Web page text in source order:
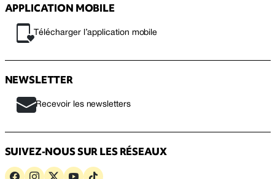
APPLICATION MOBILE
Télécharger l’application mobile
NEWSLETTER
Recevoir les newsletters
SUIVEZ-NOUS SUR LES RÉSEAUX